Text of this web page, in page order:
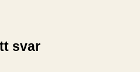
svar